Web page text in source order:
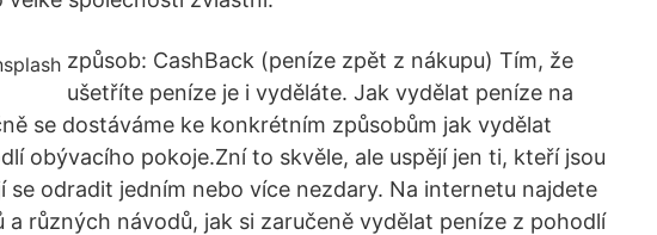
způsob: CashBack (peníze zpět z nákupu) Tím, že
ušetříte peníze je i vyděláte. Jak vydělat peníze na
se dostáváme ke konkrétním způsobům jak vydělat
obývacího pokoje.Zní to skvěle, ale uspějí jen ti, kteří jsou
se odradit jedním nebo více nezdary. Na internetu najdete
různých návodů, jak si zaručeně vydělat peníze z pohodlí